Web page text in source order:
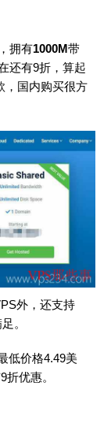
拥有1000M带
还有9折，算起
，国内购买很方
外，还支持
。
低价格4.49美
优惠。